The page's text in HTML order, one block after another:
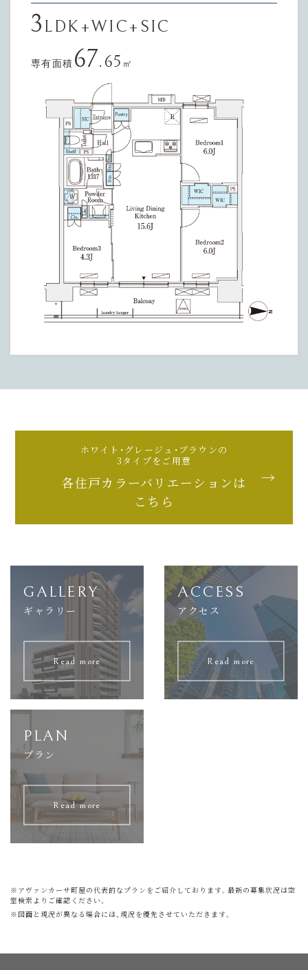
3 LDK+WIC+SIC
専有面積 67.65 ㎡
ホワイト・グレージュ・ブラウンの
3タイプをご用意
各住戸カラーバリエーションは
こちら
GALLERY
ギャラリー
Read more
ACCESS
アクセス
Read more
PLAN
プラン
Read more
※アヴァンカーサ町屋の代表的なプランをご紹介しております。最新の募集状況は空
室検索よりご確認ください。
※図面と現況が異なる場合には、現況を優先させていただきます。